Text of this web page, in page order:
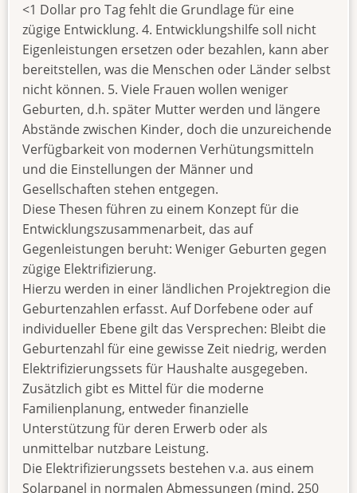
<1 Dollar pro Tag fehlt die Grundlage für eine
zügige Entwicklung. 4. Entwicklungshilfe soll nicht
Eigenleistungen ersetzen oder bezahlen, kann aber
bereitstellen, was die Menschen oder Länder selbst
nicht können. 5. Viele Frauen wollen weniger
Geburten, d.h. später Mutter werden und längere
Abstände zwischen Kinder, doch die unzureichende
Verfügbarkeit von modernen Verhütungsmitteln
und die Einstellungen der Männer und
Gesellschaften stehen entgegen.
Diese Thesen führen zu einem Konzept für die
Entwicklungszusammenarbeit, das auf
Gegenleistungen beruht: Weniger Geburten gegen
zügige Elektrifizierung.
Hierzu werden in einer ländlichen Projektregion die
Geburtenzahlen erfasst. Auf Dorfebene oder auf
individueller Ebene gilt das Versprechen: Bleibt die
Geburtenzahl für eine gewisse Zeit niedrig, werden
Elektrifizierungssets für Haushalte ausgegeben.
Zusätzlich gibt es Mittel für die moderne
Familienplanung, entweder finanzielle
Unterstützung für deren Erwerb oder als
unmittelbar nutzbare Leistung.
Die Elektrifizierungssets bestehen v.a. aus einem
Solarpanel in normalen Abmessungen (mind. 250